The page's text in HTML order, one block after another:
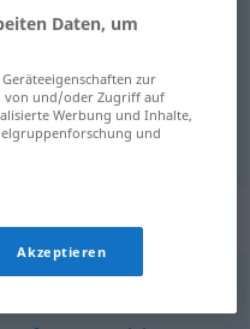
à coudre
Daten, um
zur
von und/oder Zugriff auf
Werbung und Inhalte,
und
Akzeptieren